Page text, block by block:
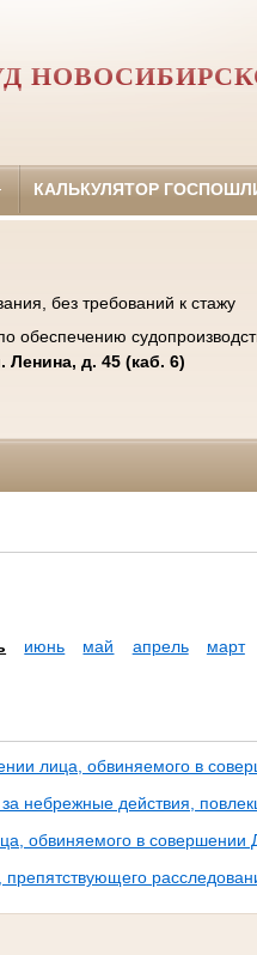
КАЛЬКУЛЯТОР
без требований к стажу
обеспечению
Ленина, д. 45 (каб. 6)
июнь май апрель март
лица, обвиняемого в
небрежные действия,
обвиняемого в совершении